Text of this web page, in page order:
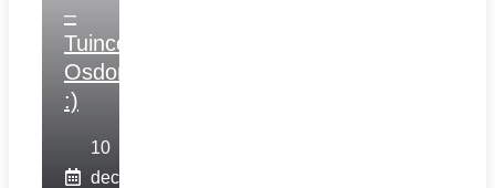
–
Tuincentrum
Osdorp
:)
10
december